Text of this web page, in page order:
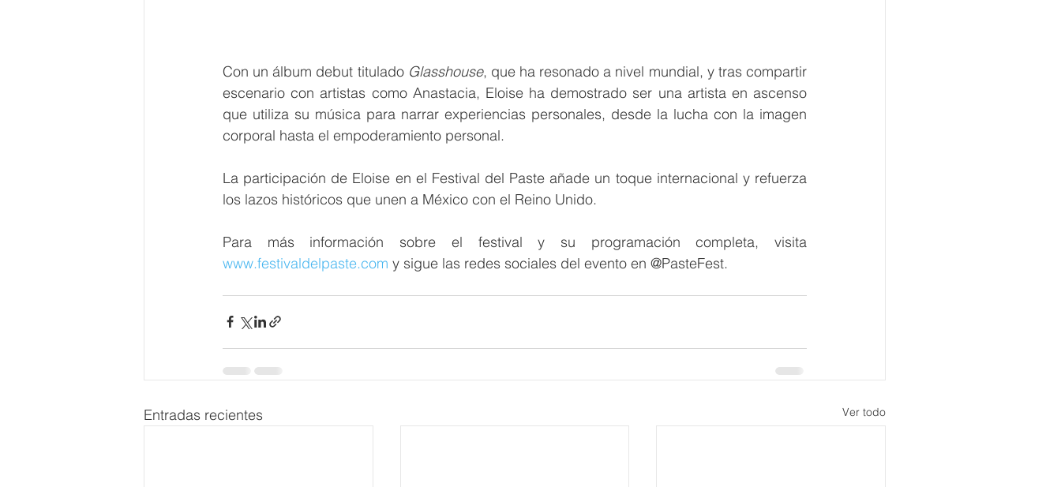
Con un álbum debut titulado Glasshouse, que ha resonado a nivel mundial, y tras compartir
escenario con artistas como Anastacia, Eloise ha demostrado ser una artista en ascenso
que utiliza su música para narrar experiencias personales, desde la lucha con la imagen
corporal hasta el empoderamiento personal.
La participación de Eloise en el Festival del Paste añade un toque internacional y refuerza
los lazos históricos que unen a México con el Reino Unido.
www.festivaldelpaste.com y sigue las redes sociales del evento en @PasteFest.
Entradas recientes Ver todo